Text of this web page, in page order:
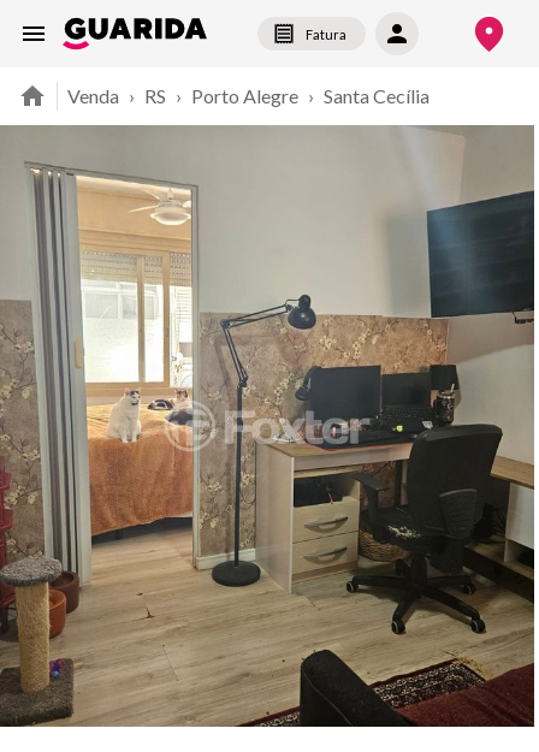
Fatura
Venda › RS › Porto Alegre › Santa Cecília